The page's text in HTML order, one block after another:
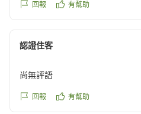
https://
回報 有幫助
認證住客
尚無評語
回報 有幫助